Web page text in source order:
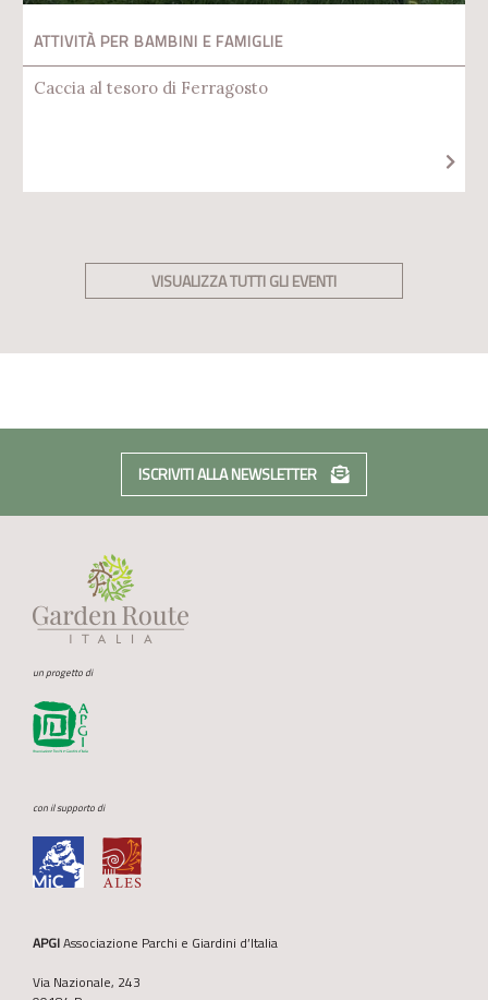
ATTIVITÀ PER BAMBINI E FAMIGLIE
Caccia al tesoro di Ferragosto
VISUALIZZA TUTTI GLI EVENTI
ISCRIVITI ALLA NEWSLETTER
un progetto di
con il supporto di
APGIAssociazione Parchi e Giardini d’Italia
Via Nazionale, 243